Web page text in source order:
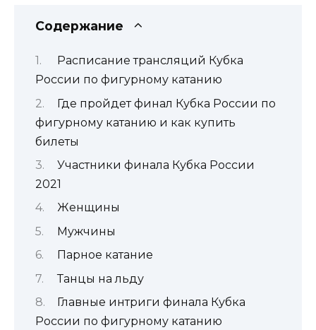
Содержание
Расписание трансляций Кубка
России по фигурному катанию
Где пройдет финал Кубка России по
фигурному катанию и как купить
билеты
Участники финала Кубка России
2021
Женщины
Мужчины
Парное катание
Танцы на льду
Главные интриги финала Кубка
России по фигурному катанию